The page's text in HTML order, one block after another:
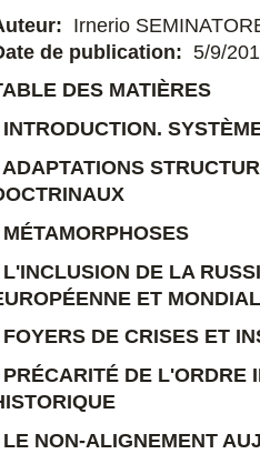
Irnerio
de publication: 5/9/
DES MATIÈRES
DE LA
ET
DE CRISES ET
DE L'ORDRE
NON-ALIGNEMENT